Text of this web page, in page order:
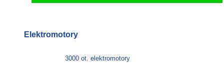
více
Elektromotory
3000 ot. elektromotory